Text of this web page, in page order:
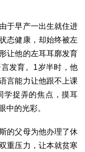
匠
育
采
早产一出生就住进
态健康，却始终被左
让他的左耳耳廓发育
发育。1岁半时，他
言能力让他跟不上课
学捉弄的焦点，摸耳
中的光彩。
父母为他办理了休
重压力，让本就贫寒